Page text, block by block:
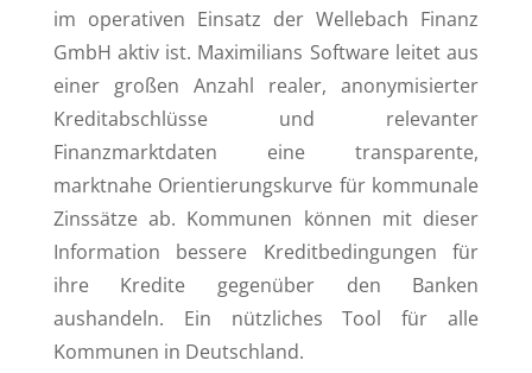
im operativen Einsatz der Wellebach Finanz
GmbH aktiv ist. Maximilians Software leitet aus
einer großen Anzahl realer, anonymisierter
Kreditabschlüsse und relevanter
Finanzmarktdaten eine transparente,
marktnahe Orientierungskurve für kommunale
Zinssätze ab. Kommunen können mit dieser
Information bessere Kreditbedingungen für
ihre Kredite gegenüber den Banken
aushandeln. Ein nützliches Tool für alle
Kommunen in Deutschland.